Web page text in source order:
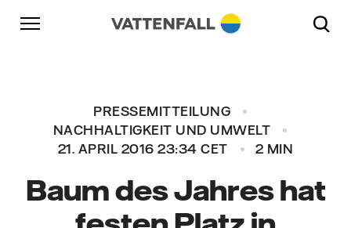
Überspringen
Zurück zur Hauptnavigation
Gehe zur Fußzeile
PRESSEMITTEILUNG
NACHHALTIGKEIT UND UMWELT
21. APRIL 2016 23:34 CET
2 MIN
Baum des Jahres hat
Zurück zur Hauptnavigation